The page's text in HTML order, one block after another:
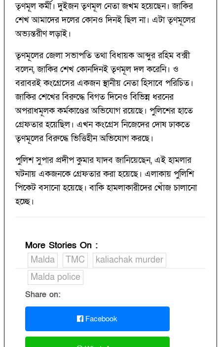
তৃণমূল কর্মী। দুইজন তৃণমূল নেতা জখম হয়েছেন। জাকির
শেখ আমাদের দলের কোনও দিনই ছিল না। এটা তৃণমূলের
অভ্যন্তরীণ লড়াই।
তৃণমূলের জেলা সভাপতি তথা বিধায়ক আব্দুর রহিম বক্সী
বলেন, জাকির শেখ কোনদিনই তৃণমূল দল করেনি। ও
বরাবরই কংগ্রেসের একজন স্থানীয় নেতা হিসাবে পরিচিত।
জাকির শেখের বিরুদ্ধে বিগত দিনেও বিভিন্ন ধরনের
অপরাধমূলক কর্মকাণ্ডের অভিযোগ রয়েছে। পুলিশের হাতে
গ্রেফতার হয়েছিল। এখন কংগ্রেস নিজেদের দোষ ঢাকতে
তৃণমূলের বিরুদ্ধে ভিত্তিহীন অভিযোগ করছে।
পুলিশ সুপার প্রদীপ কুমার যাদব জানিয়েছেন, এই হামলার
ঘটনায় একজনকে গ্রেফতার করা হয়েছে। এলাকায় পুলিশি
পিকেট বসানো হয়েছে। বাকি হামলাকারীদের খোঁজ চালানো
হচ্ছে।
More Stories On :
Malda
TMC
kaliachak murder
Malda police
Share on:
Facebook